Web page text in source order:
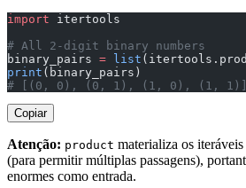
import itertools
# All 2-digit binary numbers
binary_pairs = list
print (binary_pairs)
# [(0, 0), (0, 1), (1, 0), (1, 1)]
Copiar
Atenção: product materializa os
(para permitir múltiplas passagens),
enormes como entrada.